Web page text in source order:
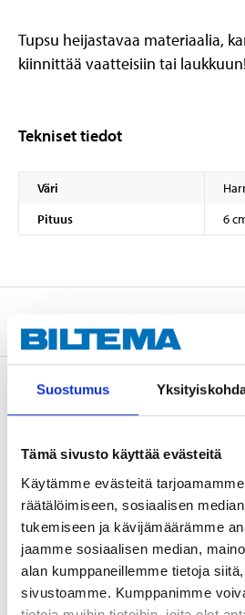
Suostumus
Tämä sivusto käyttää evästeitä
Käytämme evästeitä
räätälöimiseen, sosiaalisen
tukemiseen ja kävijämäärämme
jaamme sosiaalisen median,
alan kumppaneillemme tietoja
sivustoamme. Kumppanimme
Tupsu heijastavaa materiaalia,
kiinnittää vaatteisiin tai laukkuun!
Tekniset tiedot
Väri
Pituus
6
Osta verkosta ja nouda
LUE LISÄÄ
Muut asiakkaat